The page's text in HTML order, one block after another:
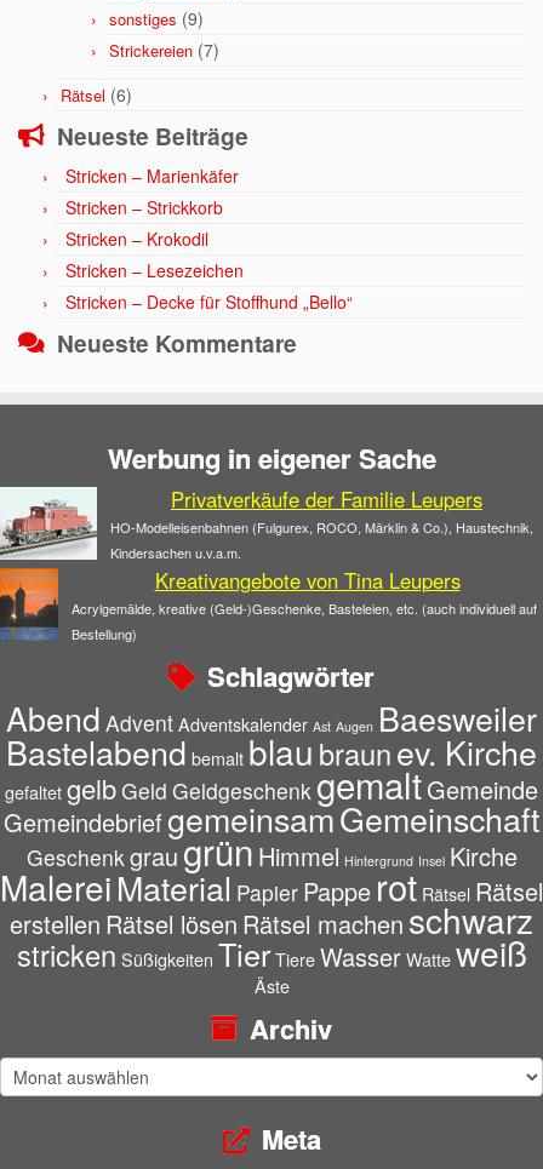
sonstiges (9)
Strickereien (7)
Rätsel (6)
Neueste Beiträge
Stricken – Marienkäfer
Stricken – Strickkorb
Stricken – Krokodil
Stricken – Lesezeichen
Stricken – Decke für Stoffhund „Bello“
Neueste Kommentare
Werbung in eigener Sache
Privatverkäufe der Familie Leupers
HO-Modelleisenbahnen (Fulgurex, ROCO, Märklin & Co.), Haustechnik,
Kindersachen u.v.a.m.
Kreativangebote von Tina Leupers
Acrylgemälde, kreative (Geld-)Geschenke, Basteleien, etc. (auch individuell auf
Bestellung)
Schlagwörter
Abend AdventAdventskalender Ast Augen Baesweiler
Bastelabend bemalt blau braunev. Kirche
gefaltetgelbGeld Geldgeschenk gemaltGemeinde
GemeindebriefgemeinsamGemeinschaft
Geschenkgraugrün Himmel Hintergrund Insel Kirche
MalereiMaterial Papier Pappe rot Rätsel Rätsel
erstellen Rätsel lösen Rätsel machen schwarz
stricken Süßigkeiten Tier Tiere Wasser Watte weiß
Äste
Archiv
Archiv
Meta